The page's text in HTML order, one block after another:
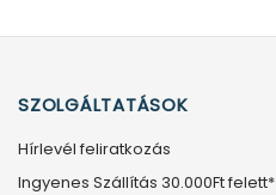
SZOLGÁLTATÁSOK
Hírlevél feliratkozás
Ingyenes Szállítás 30.000Ft felett*